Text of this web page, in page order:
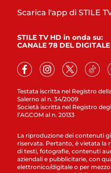
Testata iscritta nel Registro
Salerno al n. 34/2009
Società iscritta nel Registro
l’AGCOM al n. 20133
Scarica l'app di STILE
STILE TV HD in onda su:
CANALE 78 DEL DIGITALE
La riproduzione dei contenuti
riservata. Pertanto, è vietata la
di testi, fotografie, contenuti
aziendali e pubblicitarie, con
elettronico/digitale o per